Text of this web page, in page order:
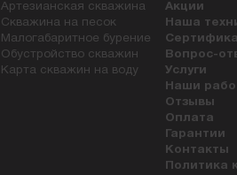
Артезианская скважина
Скважина на песок
Малогабаритное бурение
Обустройство скважин
Карта скважин на воду
Акции
Наша
Вопрос-
Услуги
Наши
Отзывы
Оплата
Гарантии
Контакты
Политика